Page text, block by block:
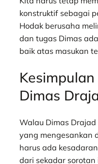
konstruktif sebagai
Hodak berusaha
dan tugas Dimas
baik atas masukan
Dimas
Walau Dimas
yang mengesankan
harus ada
dari sekadar